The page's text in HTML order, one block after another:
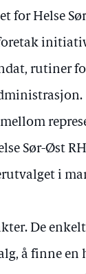
for Helse
rutiner
Sør-Øst
i
De
å finne en